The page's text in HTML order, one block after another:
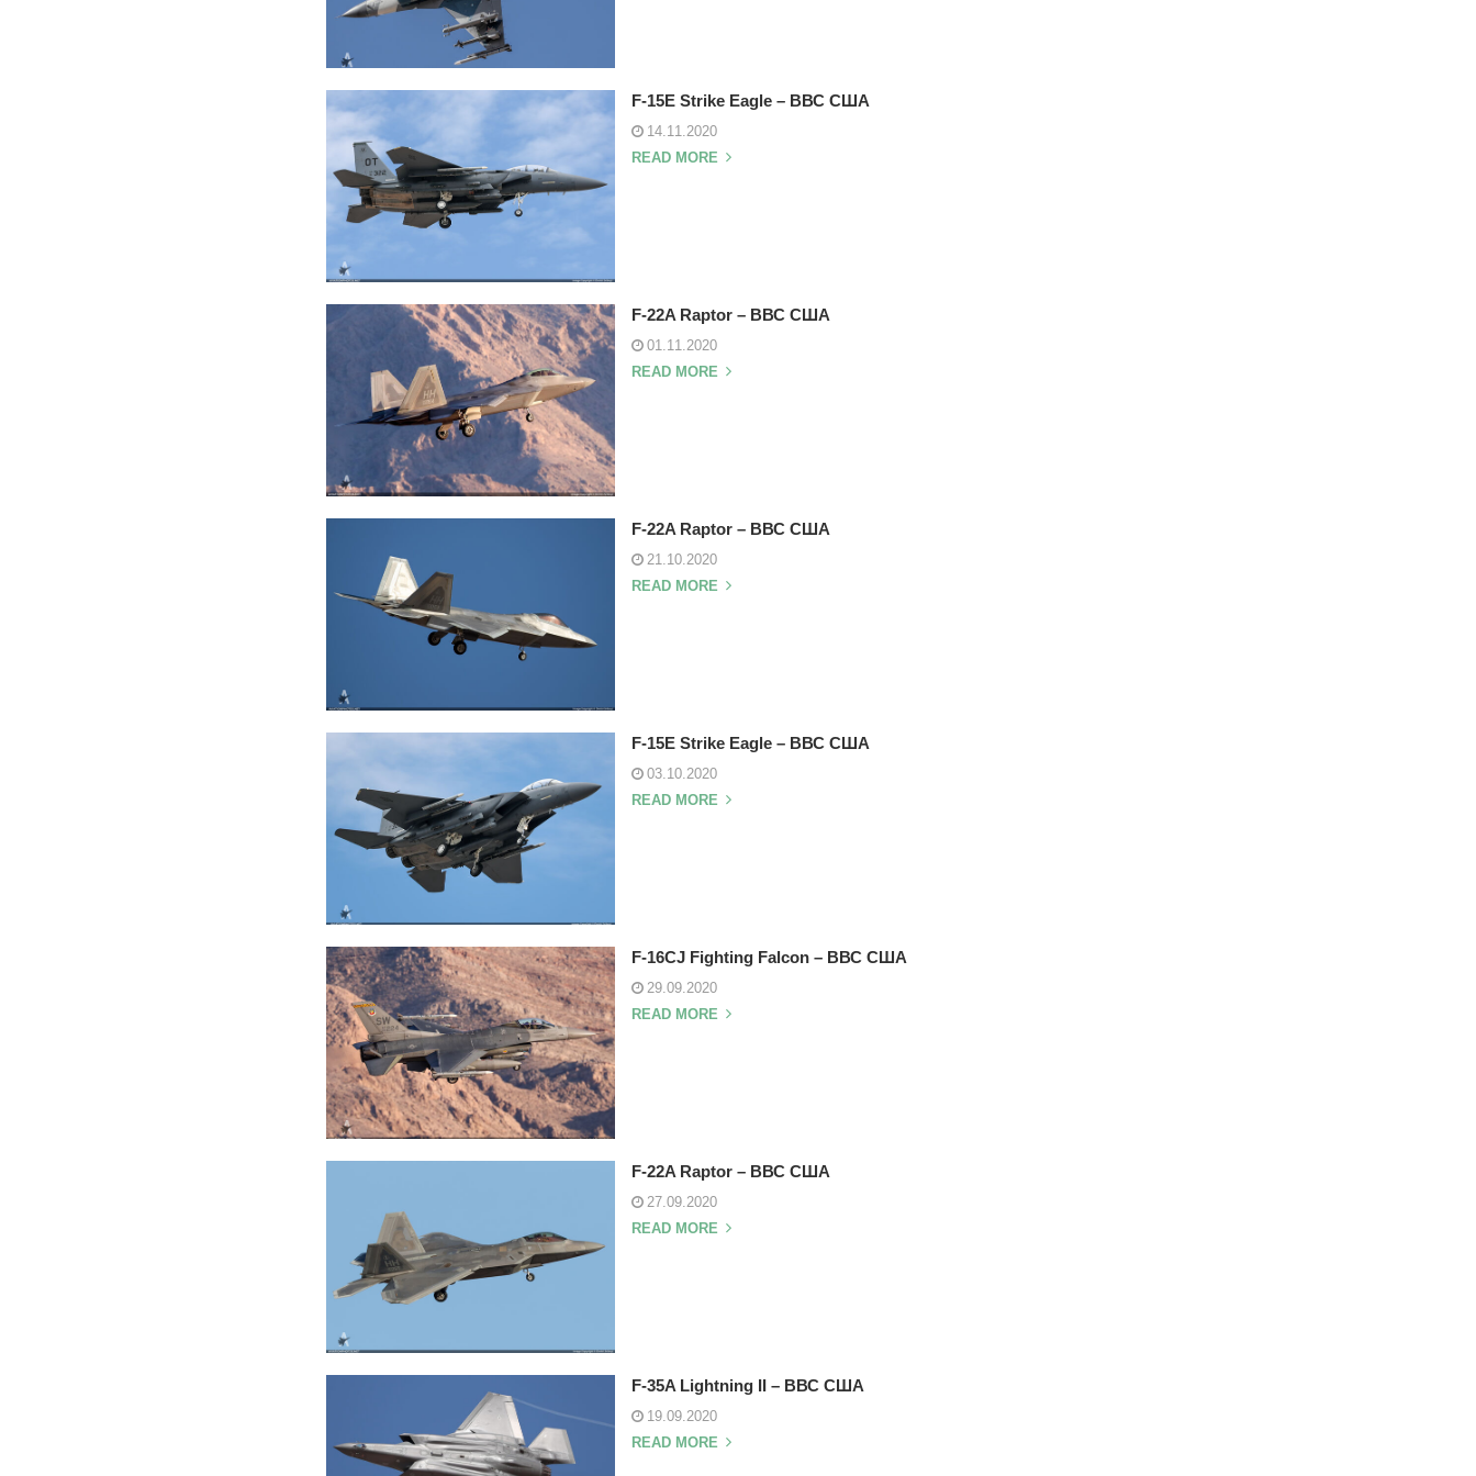
F-15E Strike Eagle – ВВС США
14.11.2020
READ MORE
F-22A Raptor – ВВС США
01.11.2020
READ MORE
F-22A Raptor – ВВС США
21.10.2020
READ MORE
F-15E Strike Eagle – ВВС США
03.10.2020
READ MORE
F-16CJ Fighting Falcon – ВВС США
29.09.2020
READ MORE
F-22A Raptor – ВВС США
27.09.2020
READ MORE
F-35A Lightning II – ВВС США
19.09.2020
READ MORE